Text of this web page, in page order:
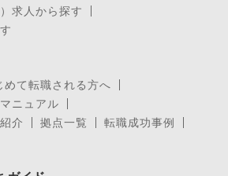
求人から探す
めて転職される方へ
ニュアル
介
拠点一覧
転職成功事例